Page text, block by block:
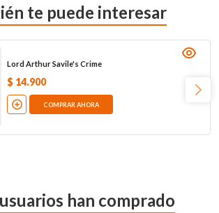
te puede interesar
Lord Arthur Savile's Crime
$ 14.900
COMPRAR AHORA
han comprado